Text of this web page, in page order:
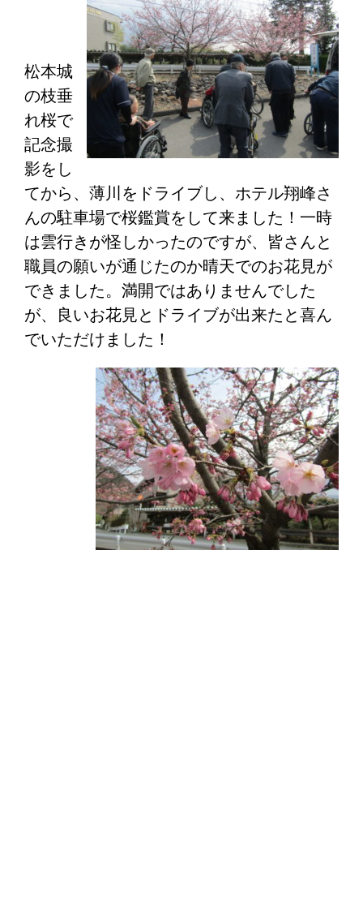
松本城
の枝垂
れ桜で
記念撮
影をし
てから、薄川をドライブし、ホテル翔峰さ
んの駐車場で桜鑑賞をして来ました！一時
は雲行きが怪しかったのですが、皆さんと
職員の願いが通じたのか晴天でのお花見が
できました。満開ではありませんでした
が、良いお花見とドライブが出来たと喜ん
でいただけました！